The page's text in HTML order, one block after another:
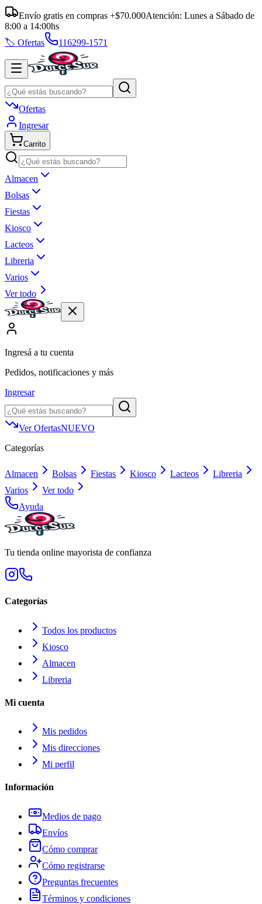
Envío gratis en compras +$70.000Atención: Lunes a Sábado de
8:00 a 14:00hs
🏷️ Ofertas
116299-1571
Ofertas
Ingresar
Carrito
Almacen
Bolsas
Fiestas
Kiosco
Lacteos
Libreria
Varios
Ver todo
Ingresá a tu cuenta
Pedidos, notificaciones y más
Ingresar
Ver OfertasNUEVO
Categorías
Almacen Bolsas Fiestas Kiosco Lacteos
Libreria
Varios
Ver todo
Ayuda
Tu tienda online mayorista de confianza
Categorías
Todos los productos
Kiosco
Almacen
Libreria
Mi cuenta
Mis pedidos
Mis direcciones
Mi perfil
Información
Medios de pago
Envíos
Cómo comprar
Cómo registrarse
Preguntas frecuentes
Términos y condiciones